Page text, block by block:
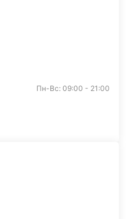
Пн-Вс: 09:00 - 21:00